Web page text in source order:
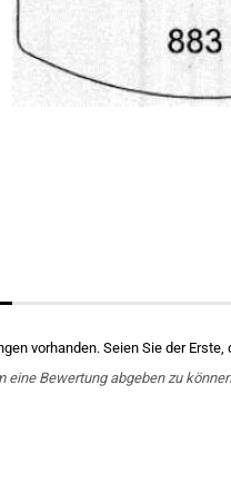
vorhanden. Seien Sie der
eine Bewertung abgeben zu